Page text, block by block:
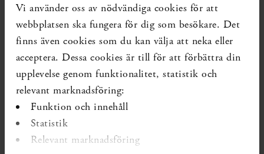
Vi använder oss av nödvändiga cookies för att
webbplatsen ska fungera för dig som besökare. Det
finns även cookies som du kan välja att neka eller
acceptera. Dessa cookies är till för att förbättra din
upplevelse genom funktionalitet, statistik och
relevant marknadsföring:
Funktion och innehåll
Statistik
Relevant marknadsföring
socialtjänsten för att främja psykisk hälsa och
förebygga ohälsa bland barn och unga
(regleringsbrevet, S2024/02156, delvis).